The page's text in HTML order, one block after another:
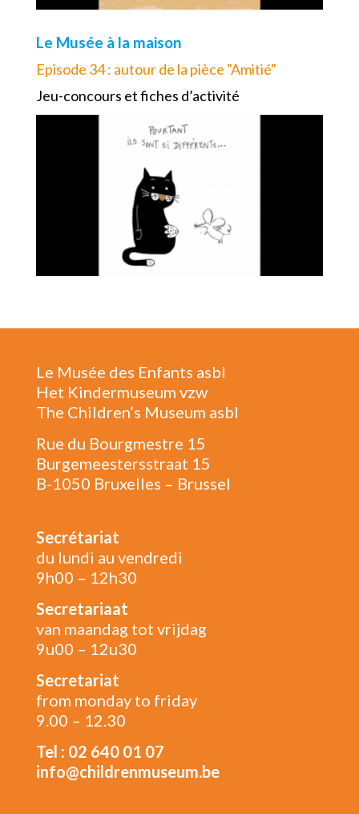
Le Musée à la maison
Episode 34 : autour de la pièce "Amitié"
Jeu-concours et fiches d’activité
Le Musée des Enfants asbl
Het Kindermuseum vzw
The Children’s Museum asbl
Rue du Bourgmestre 15
Burgemeestersstraat 15
B-1050 Bruxelles – Brussel
Secrétariat
du lundi au vendredi
9h00 – 12h30
Secretariaat
van maandag tot vrijdag
9u00 – 12u30
Secretariat
from monday to friday
9.00 – 12.30
Tel : 02 640 01 07
info@childrenmuseum.be